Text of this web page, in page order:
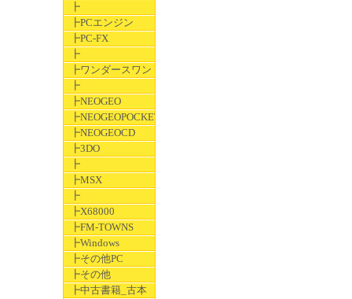
┣
┣PCエンジン
┣PC-FX
┣
┣ワンダースワン
┣
┣NEOGEO
┣NEOGEOPOCKET
┣NEOGEOCD
┣3DO
┣
┣MSX
┣
┣X68000
┣FM-TOWNS
┣Windows
┣その他PC
┣その他
┣中古書籍_古本